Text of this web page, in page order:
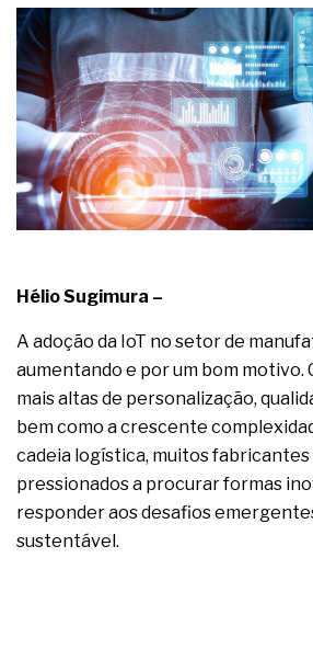
Hélio Sugimura –
A adoção da IoT no setor de
aumentando e por um bom motivo.
mais altas de personalização,
bem como a crescente
cadeia logística, muitos
pressionados a procurar formas
responder aos desafios
sustentável.